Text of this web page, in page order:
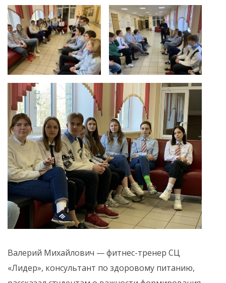
Валерий Михайлович — фитнес-тренер СЦ
«Лидер», консультант по здоровому питанию,